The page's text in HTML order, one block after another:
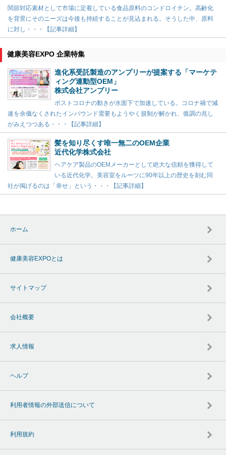
関節対応素材として市場に定着している食品原料のコンドロイチン。高齢化
を背景にそのニーズは今後も持続することが見込まれる。そうした中、原料
に対し・・・【記事詳細】
健康美容EXPO 企業特集
進化系受託製造のアンプリーが提案する「マーケテ
ィング連動型OEM」
株式会社アンプリー
ポストコロナの動きが水面下で加速している。コロナ禍で減
速を余儀なくされたインバウンド需要もようやく規制が解かれ、復調の兆し
がみえつつある・・・【記事詳細】
髪を知り尽くす唯一無二のOEM企業
近代化学株式会社
ヘアケア製品のOEMメーカーとして絶大な信頼を獲得して
いる近代化学。美容室をルーツに90年以上の歴史を刻む同
社が掲げるのは「幸せ」という・・・【記事詳細】
ホーム
健康美容EXPOとは
サイトマップ
会社概要
求人情報
ヘルプ
利用者情報の外部送信について
利用規約